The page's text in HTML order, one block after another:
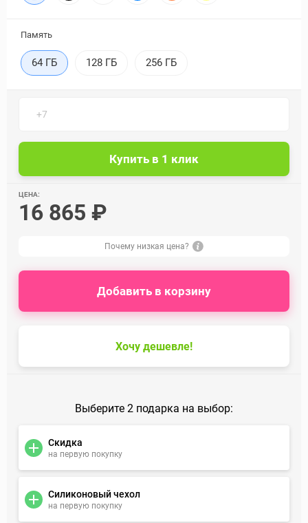
Память
64 ГБ 128 ГБ 256 ГБ
ЦЕНА:
16 865 ₽
Почему низкая цена?
Хочу дешевле!
Добавить в корзину
Выберите 2 подарка на выбор:
Скидка
на первую покупку
Силиконовый чехол
на первую покупку